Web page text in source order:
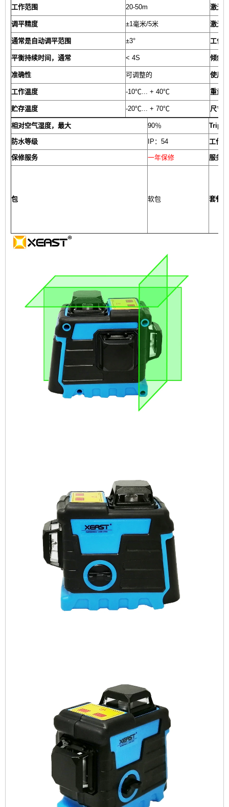
工作范围 20-50m 激光
调平精度 ±1毫米/5米 激光
通常是自动调平范围 ±3° 工作
平衡持续时间，通常 < 4S 倾斜
准确性 可调整的 使用
工作温度 -10℃... + 40℃ 重量
贮存温度 -20℃... + 70℃ 尺寸
相对空气湿度，最大 90％ Tripot
防水等级 IP：54 工作
保修服务 一年保修 服务
包 软包 套餐